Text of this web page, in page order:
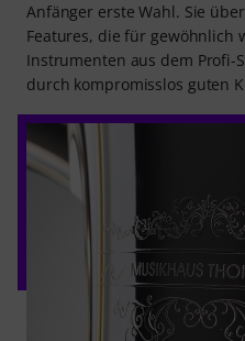
Anfänger erste Wahl. Sie
Features, die für gewöhnlich
Instrumenten aus dem Profi-
durch kompromisslos guten